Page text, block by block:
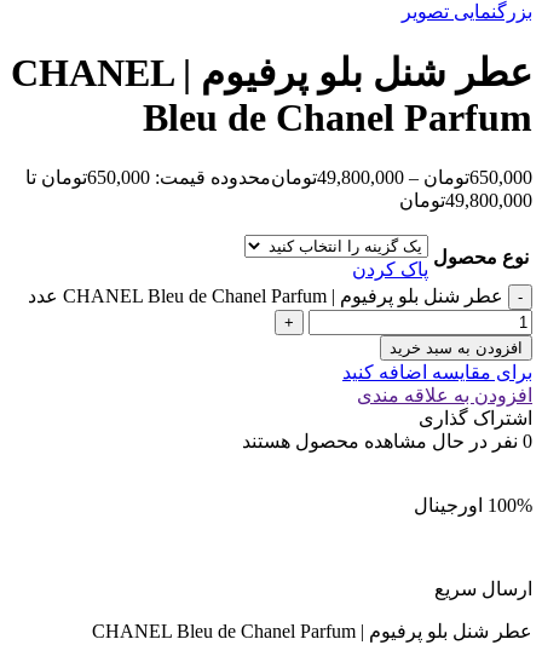
بزرگنمایی تصویر
عطر شنل بلو پرفیوم | CHANEL
Bleu de Chanel Parfum
650,000تومان –
49,800,000تومان
محدوده قیمت: 650,000تومان تا
49,800,000تومان
نوع محصول
پاک کردن
عطر شنل بلو پرفیوم | CHANEL Bleu de Chanel Parfum عدد
افزودن به سبد خرید
برای مقایسه اضافه کنید
افزودن به علاقه مندی
اشتراک گذاری
0 نفر در حال مشاهده محصول هستند
100% اورجینال
ارسال سریع
عطر شنل بلو پرفیوم | CHANEL Bleu de Chanel Parfum